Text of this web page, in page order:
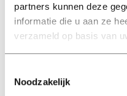
partners kunnen deze
informatie die u aan ze
verzameld op basis van
Noodzakelijk